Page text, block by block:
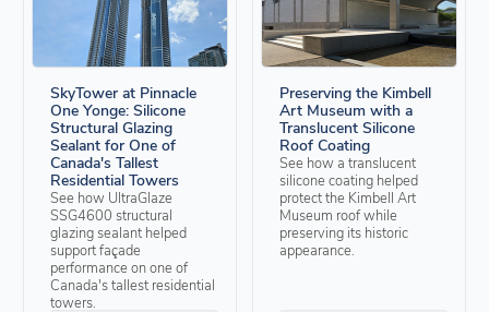
SkyTower at Pinnacle
One Yonge: Silicone
Structural Glazing
Sealant for One of
Canada's Tallest
Residential Towers
See how UltraGlaze
SSG4600 structural
glazing sealant helped
support façade
performance on one of
Canada's tallest residential
towers.
Preserving the Kimbell
Art Museum with a
Translucent Silicone
Roof Coating
See how a translucent
silicone coating helped
protect the Kimbell Art
Museum roof while
preserving its historic
appearance.